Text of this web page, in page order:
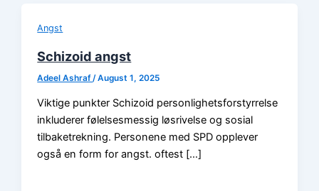
Angst
Schizoid angst
Adeel Ashraf /August 1, 2025
Viktige punkter Schizoid personlighetsforstyrrelse
inkluderer følelsesmessig løsrivelse og sosial
tilbaketrekning. Personene med SPD opplever
også en form for angst. oftest […]